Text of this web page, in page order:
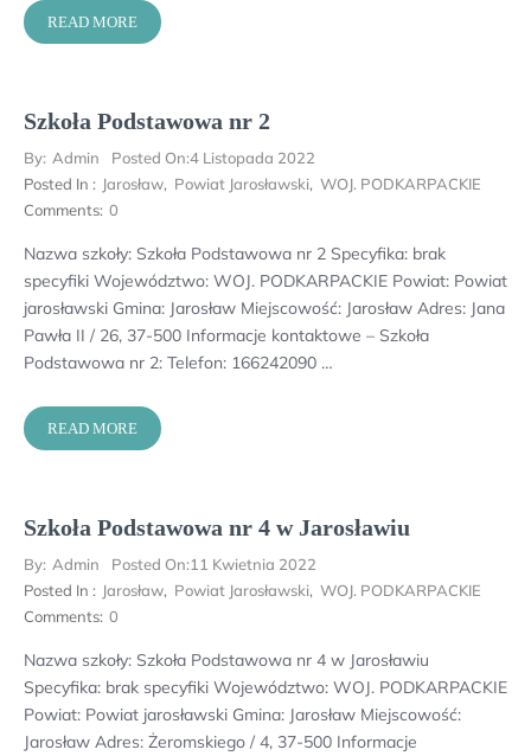
READ MORE
Szkoła Podstawowa nr 2
By: Admin Posted On:4 Listopada 2022
Posted In : Jarosław, Powiat Jarosławski, WOJ. PODKARPACKIE
Comments: 0
Nazwa szkoły: Szkoła Podstawowa nr 2 Specyfika: brak
specyfiki Województwo: WOJ. PODKARPACKIE Powiat: Powiat
jarosławski Gmina: Jarosław Miejscowość: Jarosław Adres: Jana
Pawła II / 26, 37-500 Informacje kontaktowe – Szkoła
Podstawowa nr 2: Telefon: 166242090 …
READ MORE
Szkoła Podstawowa nr 4 w Jarosławiu
By: Admin Posted On:11 Kwietnia 2022
Posted In : Jarosław, Powiat Jarosławski, WOJ. PODKARPACKIE
Comments: 0
Nazwa szkoły: Szkoła Podstawowa nr 4 w Jarosławiu
Specyfika: brak specyfiki Województwo: WOJ. PODKARPACKIE
Powiat: Powiat jarosławski Gmina: Jarosław Miejscowość:
Jarosław Adres: Żeromskiego / 4, 37-500 Informacje